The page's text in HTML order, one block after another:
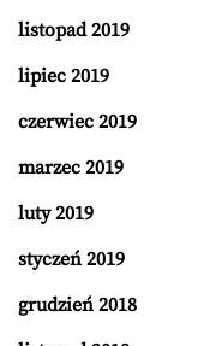
listopad 2019
lipiec 2019
czerwiec 2019
marzec 2019
luty 2019
styczeń 2019
grudzień 2018